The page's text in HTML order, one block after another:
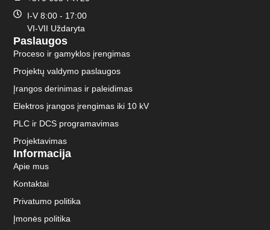
Paslaugos
Proceso ir gamyklos įrengimas
Projektų valdymo paslaugos
Įrangos derinimas ir paleidimas
Elektros įrangos įrengimas iki 10 kV
PLC ir DCS programavimas
Projektavimas
Informacija
Apie mus
Kontaktai
Privatumo politika
Įmonės politika
I-V 8:00 - 17:00
VI-VII Uždaryta